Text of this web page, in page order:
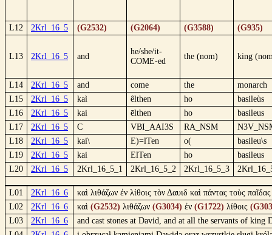
L12 2Krl_16_5 (G2532) (G2064) (G3588) (G935)
L13 2Krl_16_5 and
he/she/it-
COME-ed
the (nom) king
L14 2Krl_16_5 and come the
monarch
L15
2Krl_16_5 kaì êlthen ho
basileùs
L16
2Krl_16_5 kai ēlthen ho
basileus
L17
2Krl_16_5 C VBI_AAI3S RA_NSM
L18
2Krl_16_5 kai\ E)=lTen o(
basileu\s
L19
2Krl_16_5 kai ElTen ho
basileus
L20
2Krl_16_5 2Krl_16_5_1 2Krl_16_5_2 2Krl_16_5_3
L01 2Krl_16_6
καὶ λιθάζων ἐν λίθοις τὸν Δαυιδ καὶ πάντας τοὺς
L02
2Krl_16_6 καὶ (G2532) λιθάζων (G3034) ἐν (G1722) λίθοις
L03
2Krl_16_6
and cast stones at David, and at all the servants of